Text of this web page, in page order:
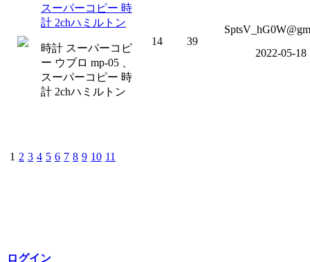
スーパーコピー 時
計 2chハミルトン
時計 スーパーコピ
ー ウブロ mp-05 、
スーパーコピー 時
計 2chハミルトン
14 39
2022-05-18
1 2 3 4 5 6 7 8 9 10 11
ログイン